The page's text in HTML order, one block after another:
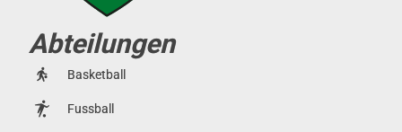
Abteilungen
Basketball
Fussball